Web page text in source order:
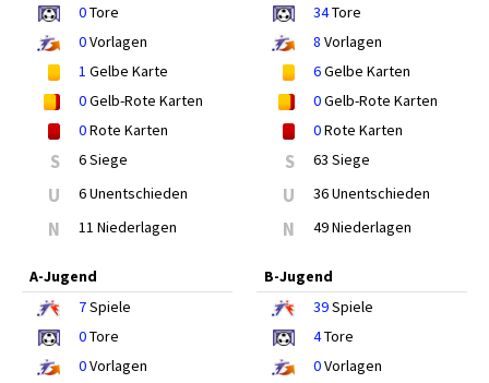
0Tore
0Vorlagen
1 Gelbe Karte
0Gelb-Rote Karten
0Rote Karten
S 6 Siege
U 6 Unentschieden
N 11 Niederlagen
34Tore
8 Vorlagen
6Gelbe Karten
0Gelb-Rote Karten
0Rote Karten
S 63 Siege
U 36 Unentschieden
N 49 Niederlagen
A-Jugend
7Spiele
0Tore
0Vorlagen
B-Jugend
39Spiele
4Tore
0Vorlagen